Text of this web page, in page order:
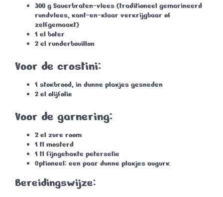
300 g Sauerbraten-vlees (traditioneel gemarineerd
rundvlees, kant-en-klaar verkrijgbaar of
zelfgemaakt)
1 el boter
2 el runderbouillon
Voor de crostini:
1 stokbrood, in dunne plakjes gesneden
2 el olijfolie
Voor de garnering:
2 el zure room
1 tl mosterd
1 tl fijngehakte peterselie
Optioneel: een paar dunne plakjes augurk
Bereidingswijze: